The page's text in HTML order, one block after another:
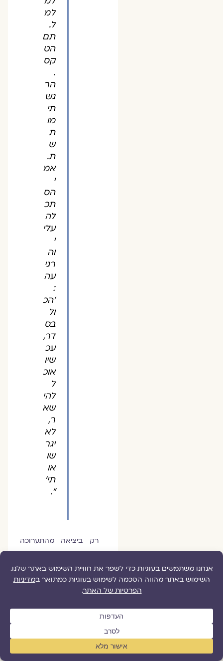
למ
ל.
תם
הט
קס
.
הר
גש
תי
מו
ת
ש
ת.
אמ
י
הס
תכ
לה
עלי
י
וה
רגי
עה
:
'הכ
ול
בס
דר,
עכ
שיו
אוכ
ל
להי
שא
ר,
לא
יגר
שו
או
תי'
".
רק ביציאה מהתערוכה
חשתי גם אני שאני נושמת
שוב. כבכל חג שבועות
ודאי נשמע גם השנה על
מצוקת הגרים והגיורות.
אלוהיהן. התערוכה
זועקת לראשונה